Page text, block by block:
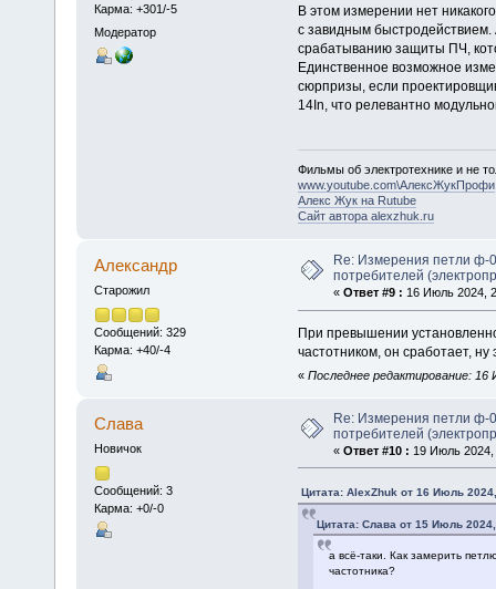
Карма: +301/-5
Модератор
В этом измерении нет
с завидным быстродействием.
срабатыванию защиты ПЧ,
Единственное возможное
сюрпризы, если
14In, что релевантно
Фильмы об электротехнике и не
www.youtube.com\АлексЖукПрофи
Алекс Жук на Rutube
Сайт автора alexzhuk.ru
Алексaндр
Старожил
Сообщений: 329
Карма: +40/-4
Re: Измерения петли ф-
потребителей
« Ответ #9 : 16 Июль 2024,
При превышении
частотником, он сработает, ну
« Последнее редактирование: 16
Слава
Новичок
Сообщений: 3
Карма: +0/-0
Re: Измерения петли ф-
потребителей
« Ответ #10 : 19 Июль 2024,
Цитата: AlexZhuk от 16 Июль
Цитата: Слава от 15 Июль
а всё-таки. Как замерить
частотника?